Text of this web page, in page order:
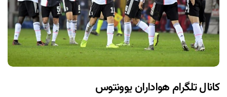
کانال تلگرام هواداران یوونتوس